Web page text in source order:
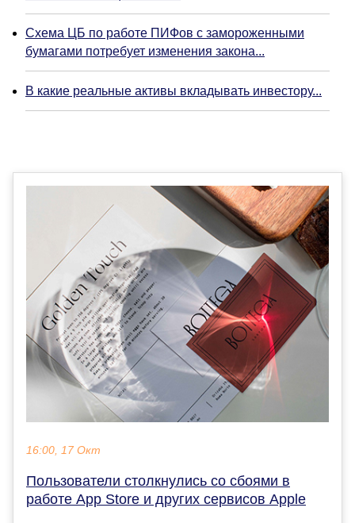
Схема ЦБ по работе ПИФов с замороженными
бумагами потребует изменения закона...
В какие реальные активы вкладывать инвестору...
16:00, 17 Окт
Пользователи столкнулись со сбоями в
работе App Store и других сервисов Apple